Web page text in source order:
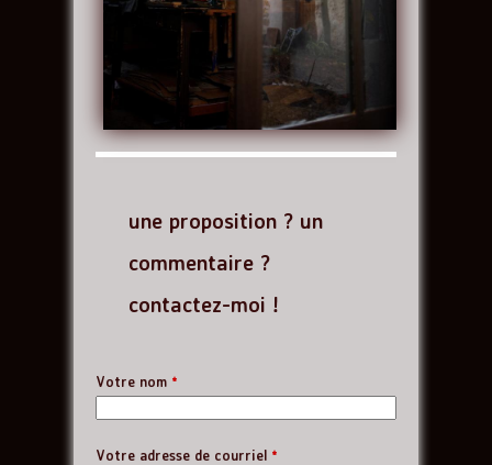
une proposition ? un
commentaire ?
contactez-moi !
Votre nom *
Votre adresse de courriel *